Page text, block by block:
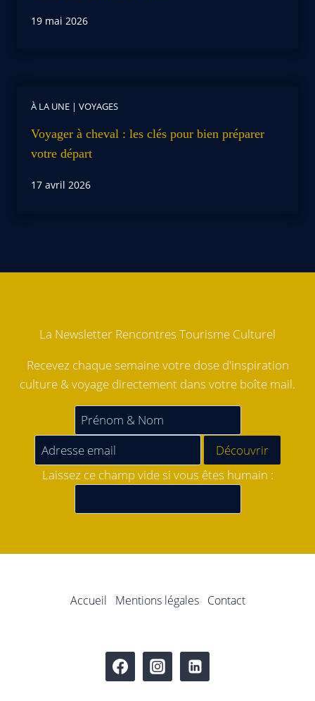
19 mai 2026
À LA UNE | VOYAGES
Voyager à cheval : les clés pour bien préparer
votre départ
17 avril 2026
La Newsletter Rencontres Tourisme Culturel
Recevez chaque semaine votre dose d'inspiration
culture & voyage directement dans votre boîte mail.
Laissez ce champ vide si vous êtes humain :
Accueil Mentions légales Contact